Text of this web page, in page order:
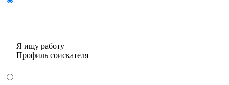
Я ищу работу
Профиль соискателя